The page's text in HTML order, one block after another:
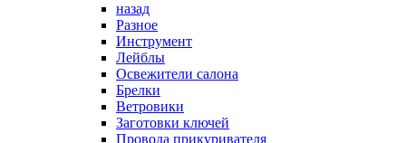
назад
Разное
Инструмент
Лейблы
Освежители салона
Брелки
Ветровики
Заготовки ключей
Провода прикуривателя